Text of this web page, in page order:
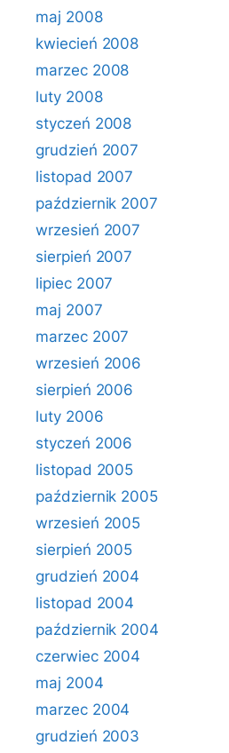
maj 2008
kwiecień 2008
marzec 2008
luty 2008
styczeń 2008
grudzień 2007
listopad 2007
październik 2007
wrzesień 2007
sierpień 2007
lipiec 2007
maj 2007
marzec 2007
wrzesień 2006
sierpień 2006
luty 2006
styczeń 2006
listopad 2005
październik 2005
wrzesień 2005
sierpień 2005
grudzień 2004
listopad 2004
październik 2004
czerwiec 2004
maj 2004
marzec 2004
grudzień 2003